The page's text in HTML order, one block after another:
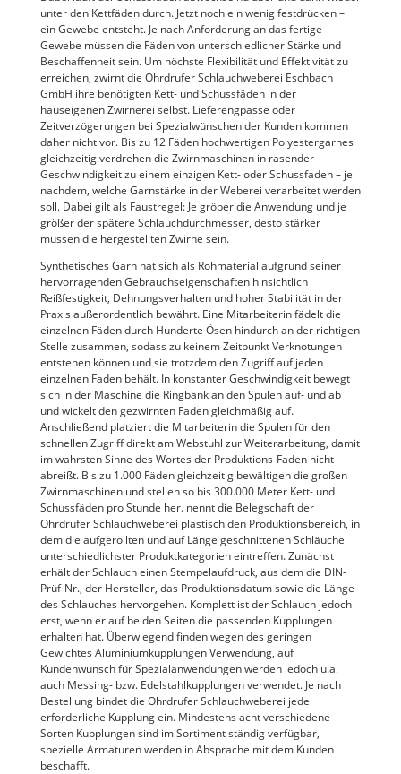
unter den Kettfäden durch. Jetzt noch ein wenig festdrücken –
ein Gewebe entsteht. Je nach Anforderung an das fertige
Gewebe müssen die Fäden von unterschiedlicher Stärke und
Beschaffenheit sein. Um höchste Flexibilität und Effektivität zu
erreichen, zwirnt die Ohrdrufer Schlauchweberei Eschbach
GmbH ihre benötigten Kett- und Schussfäden in der
hauseigenen Zwirnerei selbst. Lieferengpässe oder
Zeitverzögerungen bei Spezialwünschen der Kunden kommen
daher nicht vor. Bis zu 12 Fäden hochwertigen Polyestergarnes
gleichzeitig verdrehen die Zwirnmaschinen in rasender
Geschwindigkeit zu einem einzigen Kett- oder Schussfaden – je
nachdem, welche Garnstärke in der Weberei verarbeitet werden
soll. Dabei gilt als Faustregel: Je gröber die Anwendung und je
größer der spätere Schlauchdurchmesser, desto stärker
müssen die hergestellten Zwirne sein.
Synthetisches Garn hat sich als Rohmaterial aufgrund seiner
hervorragenden Gebrauchseigenschaften hinsichtlich
Reißfestigkeit, Dehnungsverhalten und hoher Stabilität in der
Praxis außerordentlich bewährt. Eine Mitarbeiterin fädelt die
einzelnen Fäden durch Hunderte Ösen hindurch an der richtigen
Stelle zusammen, sodass zu keinem Zeitpunkt Verknotungen
entstehen können und sie trotzdem den Zugriff auf jeden
einzelnen Faden behält. In konstanter Geschwindigkeit bewegt
sich in der Maschine die Ringbank an den Spulen auf- und ab
und wickelt den gezwirnten Faden gleichmäßig auf.
Anschließend platziert die Mitarbeiterin die Spulen für den
schnellen Zugriff direkt am Webstuhl zur Weiterarbeitung, damit
im wahrsten Sinne des Wortes der Produktions-Faden nicht
abreißt. Bis zu 1.000 Fäden gleichzeitig bewältigen die großen
Zwirnmaschinen und stellen so bis 300.000 Meter Kett- und
Schussfäden pro Stunde her. nennt die Belegschaft der
Ohrdrufer Schlauchweberei plastisch den Produktionsbereich, in
dem die aufgerollten und auf Länge geschnittenen Schläuche
unterschiedlichster Produktkategorien eintreffen. Zunächst
erhält der Schlauch einen Stempelaufdruck, aus dem die DIN-
Prüf-Nr., der Hersteller, das Produktionsdatum sowie die Länge
des Schlauches hervorgehen. Komplett ist der Schlauch jedoch
erst, wenn er auf beiden Seiten die passenden Kupplungen
erhalten hat. Überwiegend finden wegen des geringen
Gewichtes Aluminiumkupplungen Verwendung, auf
Kundenwunsch für Spezialanwendungen werden jedoch u.a.
auch Messing- bzw. Edelstahlkupplungen verwendet. Je nach
Bestellung bindet die Ohrdrufer Schlauchweberei jede
erforderliche Kupplung ein. Mindestens acht verschiedene
Sorten Kupplungen sind im Sortiment ständig verfügbar,
spezielle Armaturen werden in Absprache mit dem Kunden
beschafft.